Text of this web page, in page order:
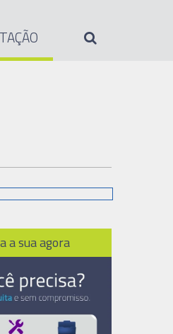
a sua agora